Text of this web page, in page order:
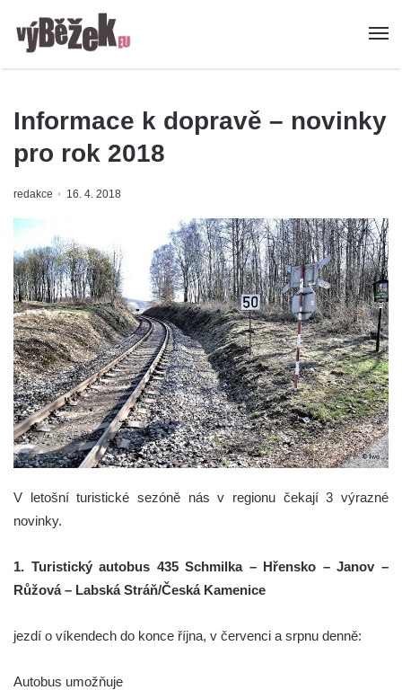
Informace k dopravě – novinky
pro rok 2018
redakce 16. 4. 2018
V letošní turistické sezóně nás v regionu čekají 3 výrazné
novinky.
1. Turistický autobus 435 Schmilka – Hřensko – Janov –
Růžová – Labská Stráň/Česká Kamenice
jezdí o víkendech do konce října, v červenci a srpnu denně:
Autobus umožňuje